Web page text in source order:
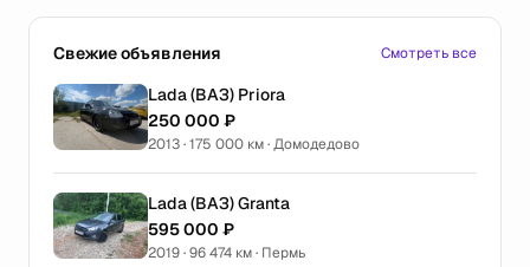
Свежие объявления Смотреть все
Lada (ВАЗ) Priora
250 000 ₽
2013 · 175 000 км · Домодедово
Lada (ВАЗ) Granta
595 000 ₽
2019 · 96 474 км · Пермь